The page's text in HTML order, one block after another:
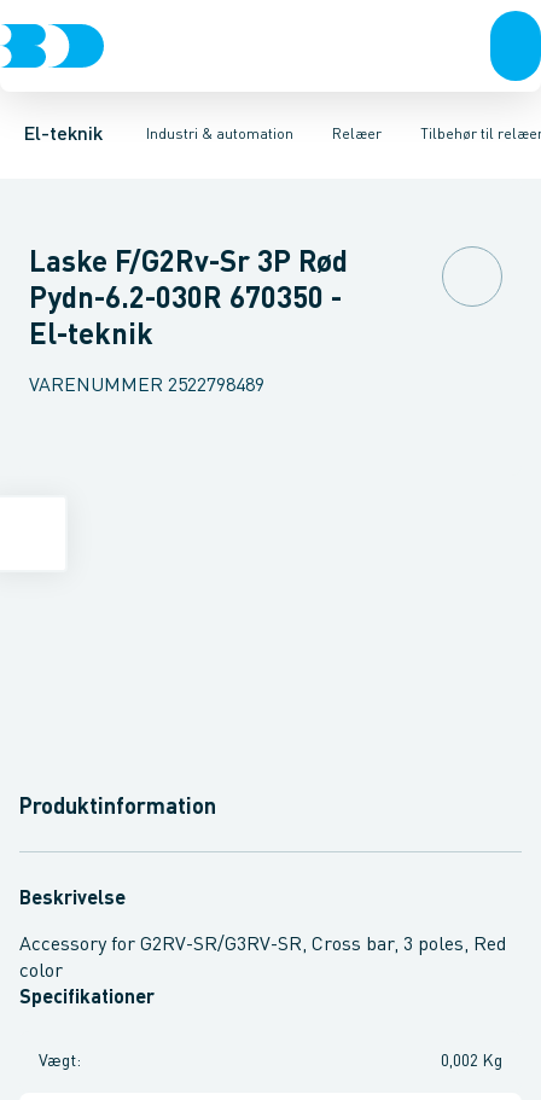
El-teknik Industri & automation
Afbrydere, stikkontakter & lampeudtagForgreningsmateriel
Relæer
Industristiksystemer Frekvensomformere og softstartere
Tilbehør til
TidsrelæTemperaturovervågningsrelæ
Laske F/G2Rv-Sr 3P Rød
Pydn-6.2-030R 670350 -
El-teknik
VARENUMMER 2522798489
Produktinformation
Beskrivelse
Accessory for G2RV-SR/G3RV-SR, Cross bar, 3 poles, Red
color
Specifikationer
Vægt: 0,002 Kg